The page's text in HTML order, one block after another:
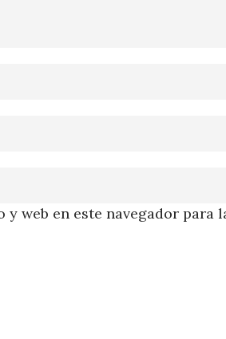
web en este navegador para